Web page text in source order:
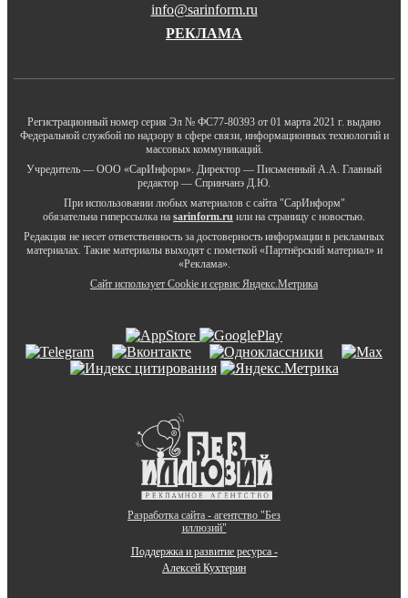
info@sarinform.ru
РЕКЛАМА
Регистрационный номер серия Эл № ФС77-80393 от 01 марта 2021 г. выдано
Федеральной службой по надзору в сфере связи, информационных технологий и
массовых коммуникаций.
Учредитель — ООО «СарИнформ». Директор — Письменный А.А. Главный
редактор — Спринчанэ Д.Ю.
При использовании любых материалов с сайта "СарИнформ"
обязательна гиперссылка на sarinform.ru или на страницу с новостью.
Редакция не несет ответственность за достоверность информации в рекламных
материалах. Такие материалы выходят с пометкой «Партнёрский материал» и
«Реклама».
Сайт использует Cookie и сервиc Яндекс.Метрика
Разработка сайта - агентство "Без
иллюзий"
Поддержка и развитие ресурса -
Алексей Кухтерин